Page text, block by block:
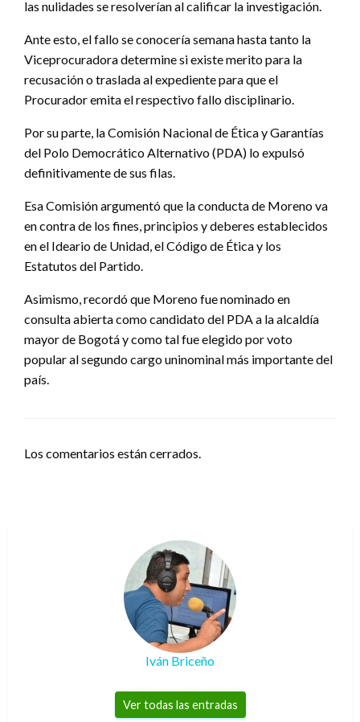
las nulidades se resolverían al calificar la investigación.
Ante esto, el fallo se conocería semana hasta tanto la
Viceprocuradora determine si existe merito para la
recusación o traslada al expediente para que el
Procurador emita el respectivo fallo disciplinario.
Por su parte, la Comisión Nacional de Ética y Garantías
del Polo Democrático Alternativo (PDA) lo expulsó
definitivamente de sus filas.
Esa Comisión argumentó que la conducta de Moreno va
en contra de los fines, principios y deberes establecidos
en el Ideario de Unidad, el Código de Ética y los
Estatutos del Partido.
Asimismo, recordó que Moreno fue nominado en
consulta abierta como candidato del PDA a la alcaldía
mayor de Bogotá y como tal fue elegido por voto
popular al segundo cargo uninominal más importante del
país.
Los comentarios están cerrados.
Iván Briceño
Ver todas las entradas